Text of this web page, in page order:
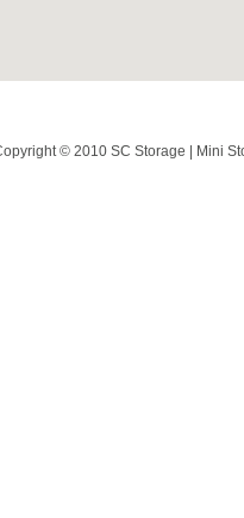
© 2010 SC Storage | Mini